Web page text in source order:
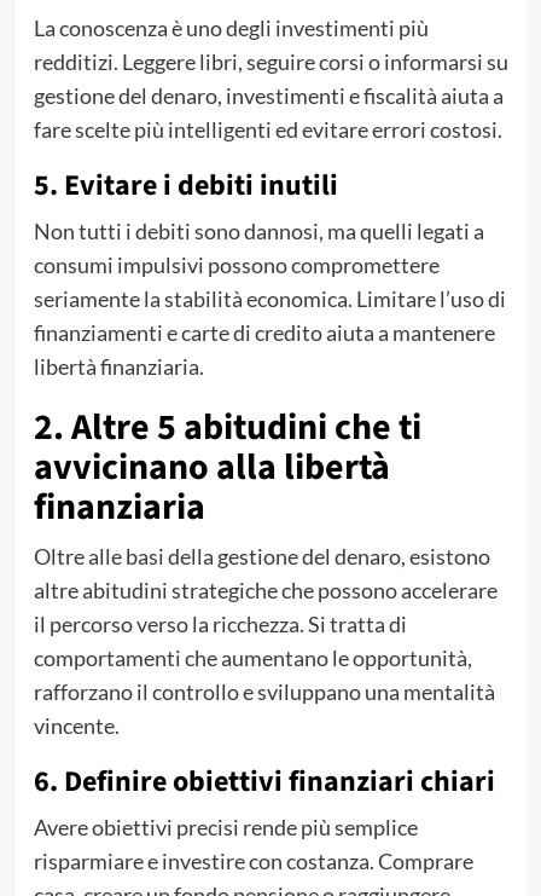
La conoscenza è uno degli investimenti più
redditizi. Leggere libri, seguire corsi o informarsi su
gestione del denaro, investimenti e fiscalità aiuta a
fare scelte più intelligenti ed evitare errori costosi.
5. Evitare i debiti inutili
Non tutti i debiti sono dannosi, ma quelli legati a
consumi impulsivi possono compromettere
seriamente la stabilità economica. Limitare l’uso di
finanziamenti e carte di credito aiuta a mantenere
libertà finanziaria.
2. Altre 5 abitudini che ti
avvicinano alla libertà
finanziaria
Oltre alle basi della gestione del denaro, esistono
altre abitudini strategiche che possono accelerare
il percorso verso la ricchezza. Si tratta di
comportamenti che aumentano le opportunità,
rafforzano il controllo e sviluppano una mentalità
vincente.
6. Definire obiettivi finanziari chiari
Avere obiettivi precisi rende più semplice
risparmiare e investire con costanza. Comprare